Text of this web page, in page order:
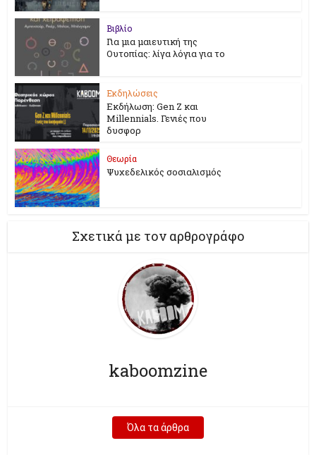
Βιβλίο
Για μια μαιευτική της
Ουτοπίας: λίγα λόγια για το
Εκδηλώσεις
Εκδήλωση: Gen Z και
Millennials. Γενιές που
δυσφορ
Θεωρία
Ψυχεδελικός σοσιαλισμός
Σχετικά με τον αρθρογράφο
kaboomzine
Όλα τα άρθρα